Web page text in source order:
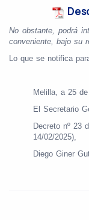
No obstante, podrá
conveniente, bajo su
Lo que se notifica
Melilla, a 25
El Secretario
Decreto nº 23
14/02/2025),
Diego Giner